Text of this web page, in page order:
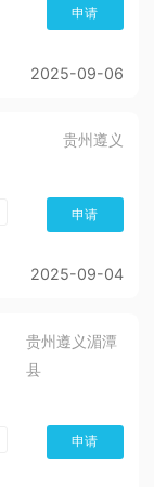
申请
2025-09-06
贵州遵义
申请
2025-09-04
贵州遵义湄潭
县
申请